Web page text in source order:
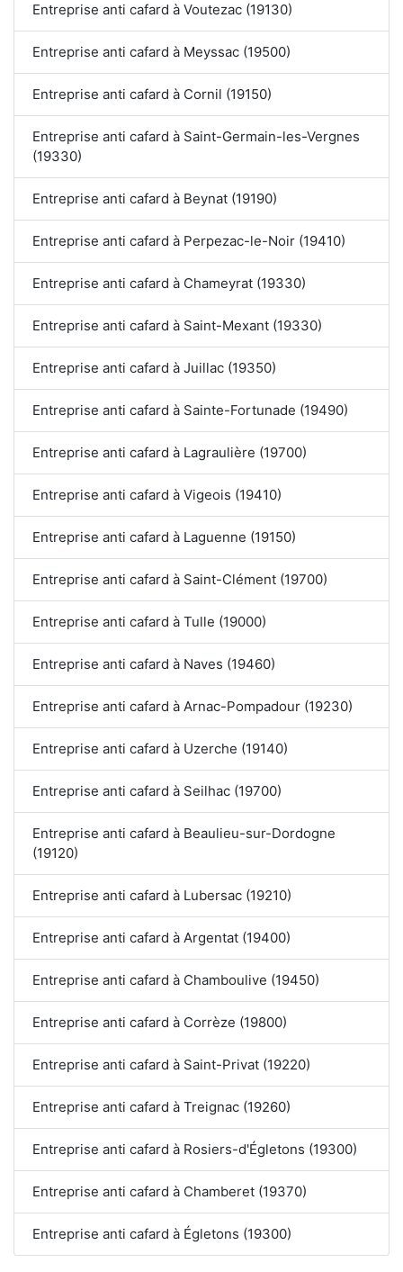
Entreprise anti cafard à Voutezac (19130)
Entreprise anti cafard à Meyssac (19500)
Entreprise anti cafard à Cornil (19150)
Entreprise anti cafard à Saint-Germain-les-Vergnes
(19330)
Entreprise anti cafard à Beynat (19190)
Entreprise anti cafard à Perpezac-le-Noir (19410)
Entreprise anti cafard à Chameyrat (19330)
Entreprise anti cafard à Saint-Mexant (19330)
Entreprise anti cafard à Juillac (19350)
Entreprise anti cafard à Sainte-Fortunade (19490)
Entreprise anti cafard à Lagraulière (19700)
Entreprise anti cafard à Vigeois (19410)
Entreprise anti cafard à Laguenne (19150)
Entreprise anti cafard à Saint-Clément (19700)
Entreprise anti cafard à Tulle (19000)
Entreprise anti cafard à Naves (19460)
Entreprise anti cafard à Arnac-Pompadour (19230)
Entreprise anti cafard à Uzerche (19140)
Entreprise anti cafard à Seilhac (19700)
Entreprise anti cafard à Beaulieu-sur-Dordogne
(19120)
Entreprise anti cafard à Lubersac (19210)
Entreprise anti cafard à Argentat (19400)
Entreprise anti cafard à Chamboulive (19450)
Entreprise anti cafard à Corrèze (19800)
Entreprise anti cafard à Saint-Privat (19220)
Entreprise anti cafard à Treignac (19260)
Entreprise anti cafard à Rosiers-d'Égletons (19300)
Entreprise anti cafard à Chamberet (19370)
Entreprise anti cafard à Égletons (19300)